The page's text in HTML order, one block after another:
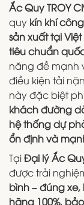
Ắc Quy TROY
quy kín khí
sản xuất tại
tiêu chuẩn
năng đề mạnh
điều kiện tải
này đặc biệt
khách đường
hệ thống dự
ổn định và
TạiĐại lý Ắc
được trải
bình – đúng
hãng 100%,